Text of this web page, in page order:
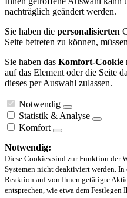
nachträglich geändert werden.
Sie haben die personalisierten
Seite betreten zu können,
Sie haben das Komfort-Cookie
auf das Element oder die Seite
dieses per Auswahl zulassen.
Notwendig
Statistik & Analyse
Komfort
Notwendig:
Diese Cookies sind zur Funktion der
Systemen nicht deaktiviert werden.
Reaktion auf von Ihnen getätigte
entsprechen, wie etwa dem